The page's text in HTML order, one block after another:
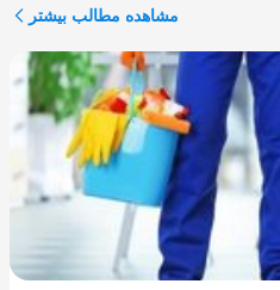
مشاهده مطالب بیشتر